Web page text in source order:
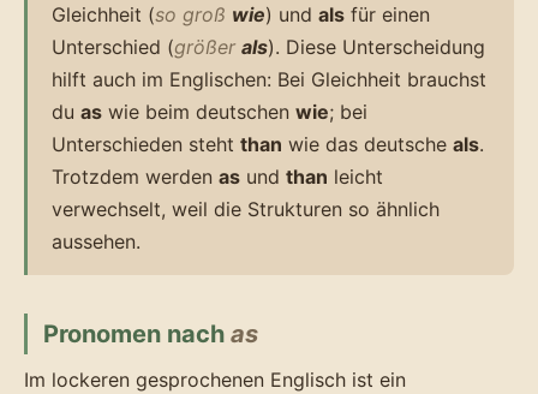
Gleichheit (so groß wie) und als für einen
Unterschied (größer als). Diese Unterscheidung
hilft auch im Englischen: Bei Gleichheit brauchst
du as wie beim deutschen wie; bei
Unterschieden steht than wie das deutsche als.
Trotzdem werden as und than leicht
verwechselt, weil die Strukturen so ähnlich
aussehen.
Pronomen nach as
Im lockeren gesprochenen Englisch ist ein